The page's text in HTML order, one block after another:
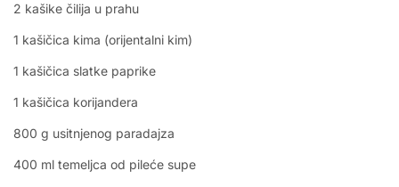
2 kašike čilija u prahu
1 kašičica kima (orijentalni kim)
1 kašičica slatke paprike
1 kašičica korijandera
800 g usitnjenog paradajza
400 ml temeljca od pileće supe